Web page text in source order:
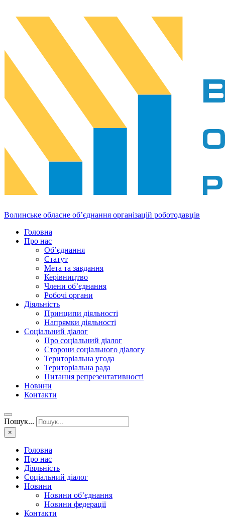
Волинське обласне об’єднання організацій роботодавців
Головна
Про нас
Об’єднання
Статут
Мета та завдання
Керівництво
Члени об’єднання
Робочі органи
Діяльність
Принципи діяльності
Напрямки діяльності
Соціальний діалог
Про соціальний діалог
Сторони соціального діалогу
Територіальна угода
Територіальна рада
Питання репрезентативності
Новини
Контакти
Пошук...
×
Головна
Про нас
Діяльність
Соціальний діалог
Новини
Новини об’єднання
Новини федерації
Контакти